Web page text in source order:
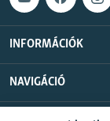
INFORMÁCIÓK
NAVIGÁCIÓ